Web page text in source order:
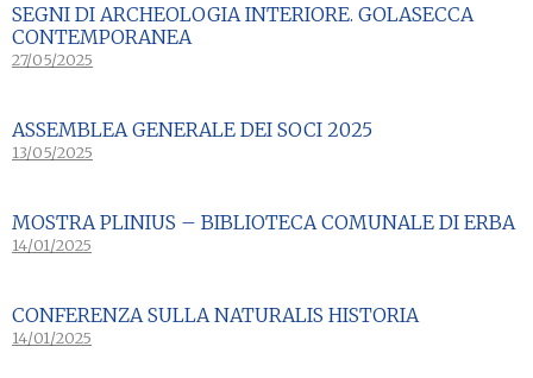
SEGNI DI ARCHEOLOGIA INTERIORE. GOLASECCA
CONTEMPORANEA
27/05/2025
ASSEMBLEA GENERALE DEI SOCI 2025
13/05/2025
MOSTRA PLINIUS – BIBLIOTECA COMUNALE DI ERBA
14/01/2025
CONFERENZA SULLA NATURALIS HISTORIA
14/01/2025